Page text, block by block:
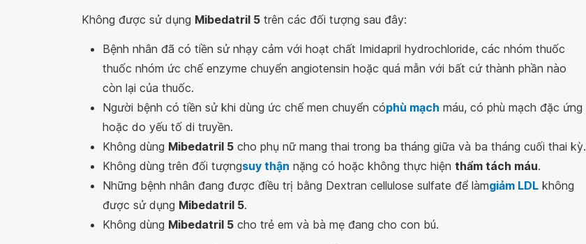
Không được sử dụng Mibedatril 5 trên các đối tượng sau đây:
Bệnh nhân đã có tiền sử nhạy cảm với hoạt chất Imidapril hydrochloride, các nhóm thuốc
thuốc nhóm ức chế enzyme chuyển angiotensin hoặc quá mẫn với bất cứ thành phần nào
còn lại của thuốc.
Người bệnh có tiền sử khi dùng ức chế men chuyển cóphù mạch máu, có phù mạch đặc ứng
hoặc do yếu tố di truyền.
Không dùng Mibedatril 5 cho phụ nữ mang thai trong ba tháng giữa và ba tháng cuối thai kỳ.
Không dùng trên đối tượngsuy thận nặng có hoặc không thực hiện thẩm tách máu.
Những bệnh nhân đang được điều trị bằng Dextran cellulose sulfate để làmgiảm LDL không
được sử dụng Mibedatril 5.
Không dùng Mibedatril 5 cho trẻ em và bà mẹ đang cho con bú.